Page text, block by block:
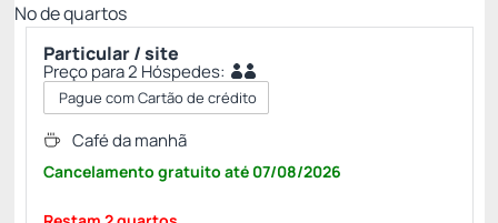
Nº de quartos
Particular / site
Preço para 2 Hóspedes:
Pague com Cartão de crédito
Café da manhã
Cancelamento gratuito até 07/08/2026